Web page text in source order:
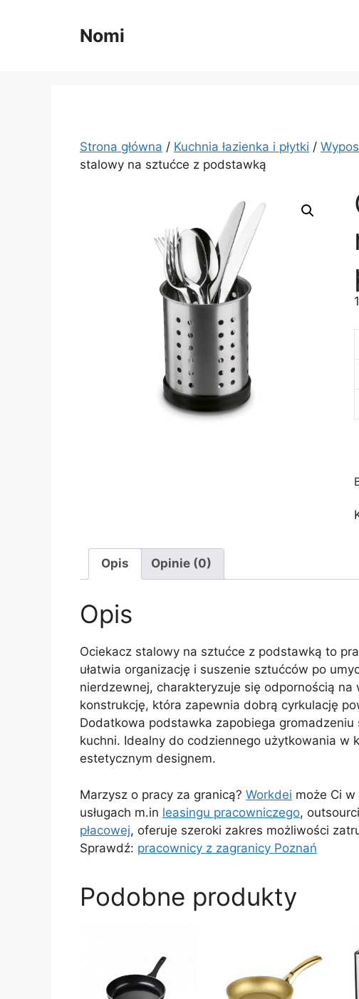
Nomi
Strona główna / Kuchnia łazienka i płytki /
stalowy na sztućce z podstawką
Opis Opinie (0)
Opis
Ociekacz stalowy na sztućce z podstawką to
ułatwia organizację i suszenie sztućców po
nierdzewnej, charakteryzuje się odpornością
konstrukcję, która zapewnia dobrą cyrkulację
Dodatkowa podstawka zapobiega
kuchni. Idealny do codziennego użytkowania w
estetycznym designem.
Marzysz o pracy za granicą? Workdei może Ci
usługach m.in leasingu pracowniczego,
płacowej, oferuje szeroki zakres możliwości
Sprawdź: pracownicy z zagranicy Poznań
Podobne produkty